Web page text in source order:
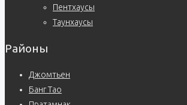
Пентхаусы
Таунхаусы
Районы
Джомтьен
Банг Тао